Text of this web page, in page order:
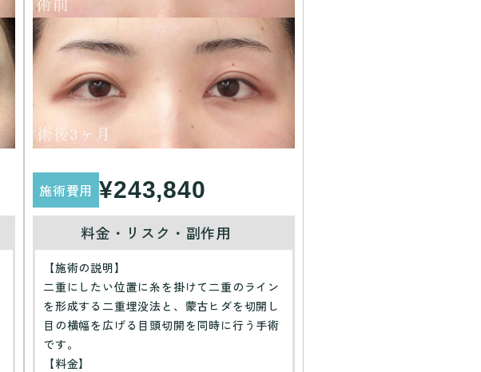
施術費用 ¥243,840
料金・リスク・副作用
【施術の説明】
二重にしたい位置に糸を掛けて二重のライン
を形成する二重埋没法と、蒙古ヒダを切開し
目の横幅を広げる目頭切開を同時に行う手術
です。
【料金】